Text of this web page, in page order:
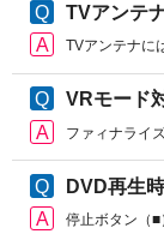
TVアンテ
TVアンテナに
VRモード
ファィナライ
DVD再生
停止ボタン（